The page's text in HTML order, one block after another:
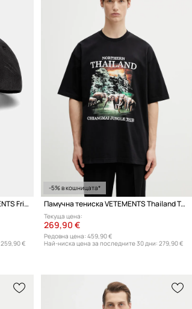
Памучна шапка с козирка VETEMENTS Friday Distressed
259,90 €
-5% в кошницата*
Памучна тениска VETEMENTS Thailand Tourist
Текуща цена:
269,90 €
Редовна цена: 459,90 €
Най-ниска цена за последните 30 дни: 279,90 €